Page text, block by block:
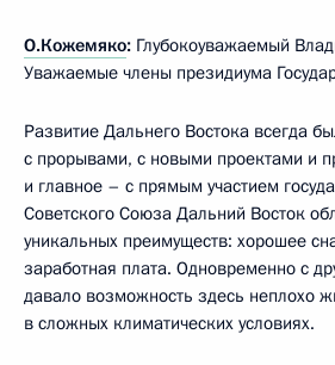
О.Кожемяко: Глубокоуважаемый
Уважаемые члены президиума
Развитие Дальнего Востока всегда
с прорывами, с новыми проектами и
и главное – с прямым участием
Советского Союза Дальний Восток
уникальных преимуществ: хорошее
заработная плата. Одновременно с
давало возможность здесь неплохо
в сложных климатических условиях.